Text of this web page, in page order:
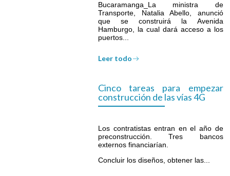
Bucaramanga_La ministra de
Transporte, Natalia Abello, anunció
que se construirá la Avenida
Hamburgo, la cual dará acceso a los
puertos...
Leer todo
Cinco tareas para empezar
construcción de las vías 4G
Los contratistas entran en el año de
preconstrucción. Tres bancos
externos financiarían.
Concluir los diseños, obtener las...